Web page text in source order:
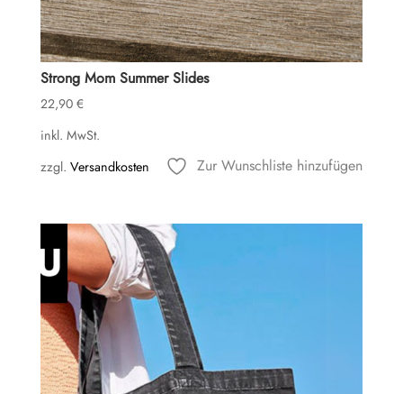
Strong Mom Summer Slides
22,90 €
inkl. MwSt.
zzgl. Versandkosten Zur Wunschliste hinzufügen